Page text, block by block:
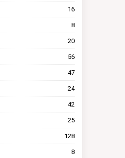
16
8
20
56
47
24
42
25
128
8